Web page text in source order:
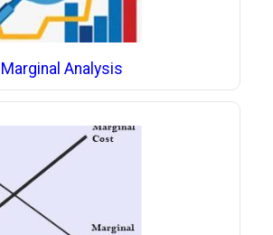
Marginal Analysis